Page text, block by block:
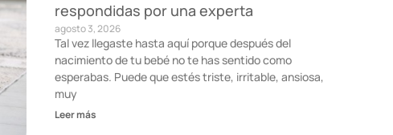
respondidas por una experta
agosto 3, 2026
Tal vez llegaste hasta aquí porque después del
nacimiento de tu bebé no te has sentido como
esperabas. Puede que estés triste, irritable, ansiosa,
muy
Leer más